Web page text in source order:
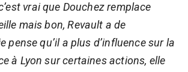
vrai que Douchez remplace
mais bon, Revault a de
pense qu’il a plus d’influence sur la
à Lyon sur certaines actions, elle